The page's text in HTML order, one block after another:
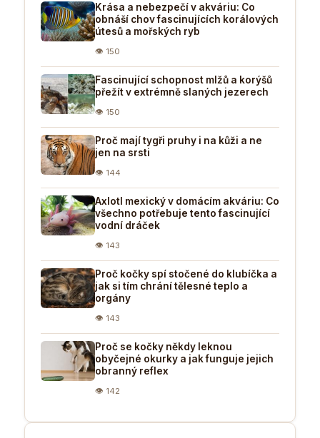
Krása a nebezpečí v akváriu: Co
obnáší chov fascinujících korálových
útesů a mořských ryb
👁 150
Fascinující schopnost mlžů a korýšů
přežít v extrémně slaných jezerech
👁 150
Proč mají tygři pruhy i na kůži a ne
jen na srsti
👁 144
Axlotl mexický v domácím akváriu: Co
všechno potřebuje tento fascinující
vodní dráček
👁 143
Proč kočky spí stočené do klubíčka a
jak si tím chrání tělesné teplo a
orgány
👁 143
Proč se kočky někdy leknou
obyčejné okurky a jak funguje jejich
obranný reflex
👁 142